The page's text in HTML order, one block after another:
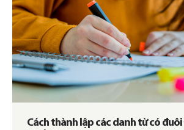
Cách thành lập các danh từ có đuôi